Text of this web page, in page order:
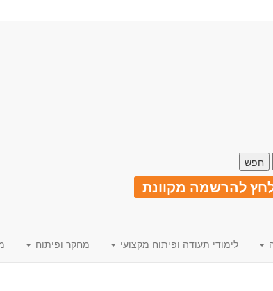
להרשמה מקוונת
לימודי תעודה ופיתוח מקצועי מחקר ופיתוח